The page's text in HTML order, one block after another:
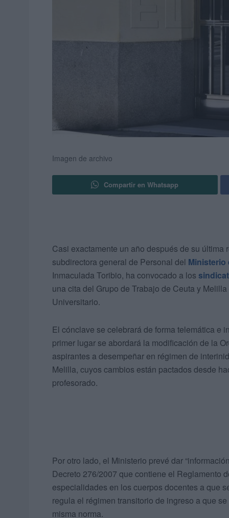
Imagen de archivo
Compartir en Whatsapp
Casi exactamente un año después de su
subdirectora general de Personal del Ministerio
Inmaculada Toribio, ha convocado a los
una cita del Grupo de Trabajo de Ceuta y
Universitario.
El cónclave se celebrará de forma telemática e
primer lugar se abordará la modificación de la
aspirantes a desempeñar en régimen de
Melilla, cuyos cambios están pactados desde
profesorado.
Por otro lado, el Ministerio prevé dar
Decreto 276/2007 que contiene el Reglamento
especialidades en los cuerpos docentes a que
regula el régimen transitorio de ingreso a que
misma norma.